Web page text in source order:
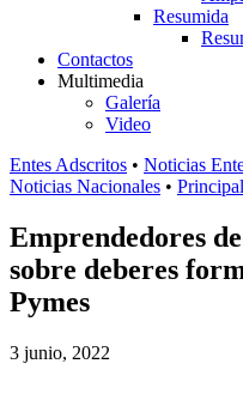
Resumida
Contactos
Multimedia
Galería
Video
Entes Adscritos • Noticias
Noticias Nacionales • Principal
Emprendedores
sobre deberes
Pymes
3 junio, 2022